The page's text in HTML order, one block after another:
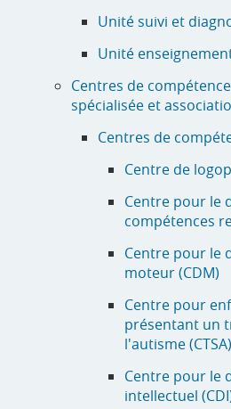
Unité suivi et
Unité
Centres de
spécialisée et
Centres de
Centre de
Centre pour le
compétences
Centre pour le
moteur (CDM)
Centre pour
présentant un
l'autisme (CTSA)
Centre pour le
intellectuel